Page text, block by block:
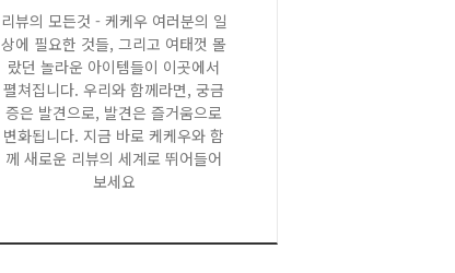
리뷰의 모든것 - 케케우 여러분의 일
상에 필요한 것들, 그리고 여태껏 몰
랐던 놀라운 아이템들이 이곳에서
펼쳐집니다. 우리와 함께라면, 궁금
증은 발견으로, 발견은 즐거움으로
변화됩니다. 지금 바로 케케우와 함
께 새로운 리뷰의 세계로 뛰어들어
보세요